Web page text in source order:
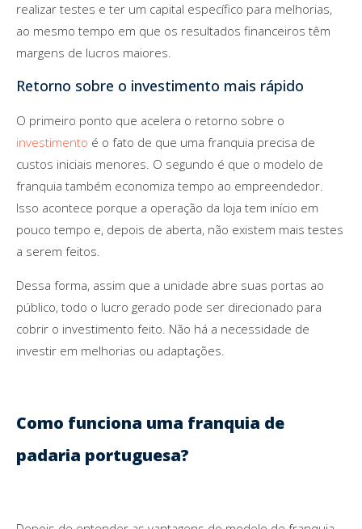
realizar testes e ter um capital específico para melhorias,
ao mesmo tempo em que os resultados financeiros têm
margens de lucros maiores.
Retorno sobre o investimento mais rápido
O primeiro ponto que acelera o retorno sobre o
investimento é o fato de que uma franquia precisa de
custos iniciais menores. O segundo é que o modelo de
franquia também economiza tempo ao empreendedor.
Isso acontece porque a operação da loja tem início em
pouco tempo e, depois de aberta, não existem mais testes
a serem feitos.
Dessa forma, assim que a unidade abre suas portas ao
público, todo o lucro gerado pode ser direcionado para
cobrir o investimento feito. Não há a necessidade de
investir em melhorias ou adaptações.
Como funciona uma franquia de
padaria portuguesa?